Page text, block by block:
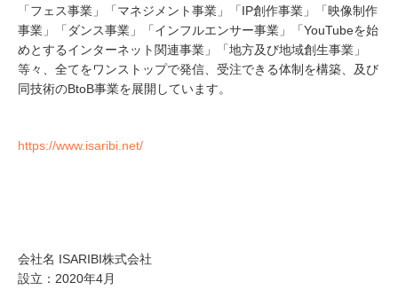
「フェス事業」「マネジメント事業」「IP創作事業」「映像制作
事業」「ダンス事業」「インフルエンサー事業」「YouTubeを始
めとするインターネット関連事業」「地方及び地域創生事業」
等々、全てをワンストップで発信、受注できる体制を構築、及び
同技術のBtoB事業を展開しています。
https://www.isaribi.net/
会社名 ISARIBI株式会社
設立：2020年4月